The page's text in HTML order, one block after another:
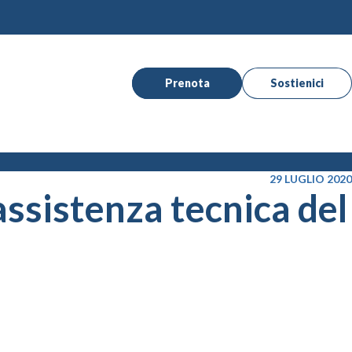
Prenota Sostienici
29 LUGLIO 2020
tecnica del